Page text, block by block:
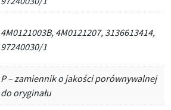
4M0121003B, 4M0121207, 3136613414,
97240030/1
P – zamiennik o jakości porównywalnej
do oryginału